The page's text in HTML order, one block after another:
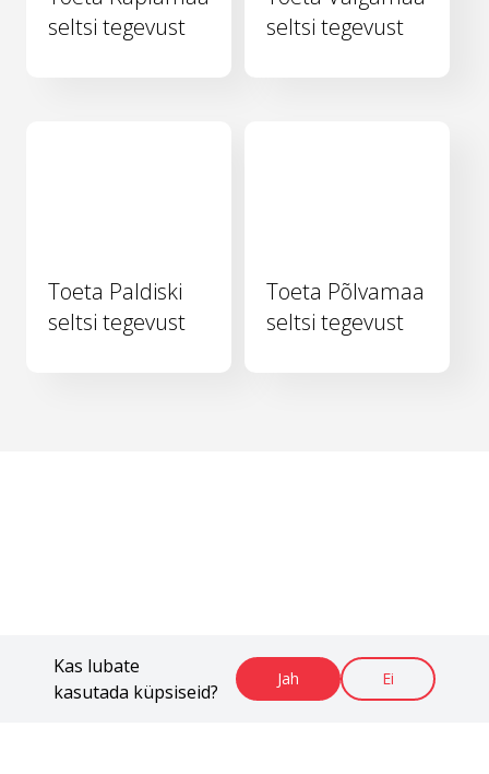
Kas lubate
kasutada küpsiseid?
Jah Ei
seltsi tegevust
seltsi tegevust
Toeta Paldiski
seltsi tegevust
Toeta Põlvamaa
seltsi tegevust